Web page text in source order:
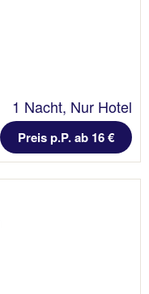
1 Nacht, Nur Hotel
Preis p.P. ab 16 €